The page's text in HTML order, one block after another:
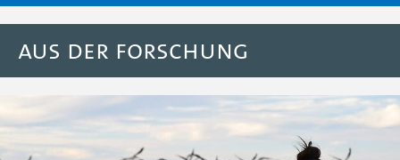
Aus der Forschung